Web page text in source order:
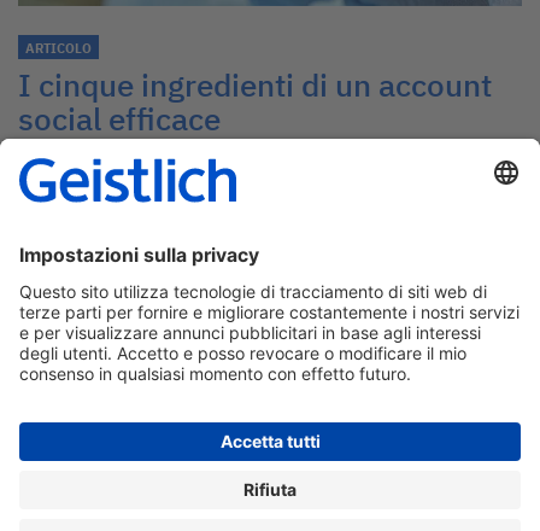
ARTICOLO
I cinque ingredienti di un account
social efficace
È il momento di far nascere i nuovi leader del pensiero
che hanno adottato la moderna odontoiatria basata